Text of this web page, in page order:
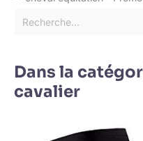
Dans la
cavalier